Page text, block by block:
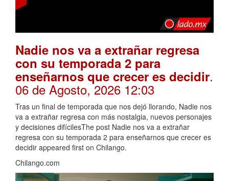
Nadie nos va a extrañar regresa
con su temporada 2 para
enseñarnos que crecer es decidir.
06 de Agosto, 2026 12:03
Tras un final de temporada que nos dejó llorando, Nadie nos
va a extrañar regresa con más nostalgia, nuevos personajes
y decisiones difícilesThe post Nadie nos va a extrañar
regresa con su temporada 2 para enseñarnos que crecer es
decidir appeared first on Chilango.
Chilango.com